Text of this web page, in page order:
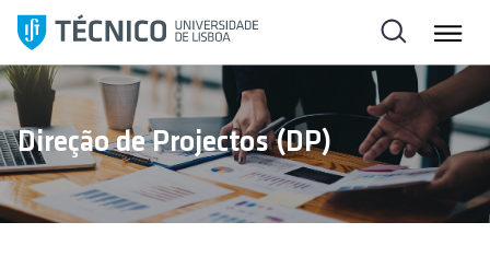
i
p
o
c
o
Direção de Projectos (DP)